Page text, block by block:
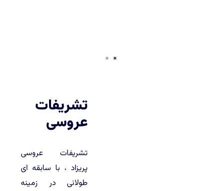
تشریفات
عروسی
تشریفات عروسی
پریزاد ، با سابقه ای
طولانی در زمینه